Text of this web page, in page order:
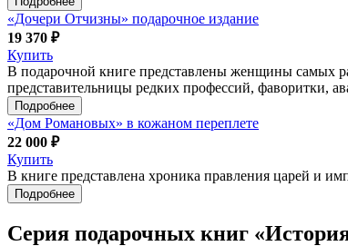
«Дочери Отчизны» подарочное издание
19 370 ₽
Купить
В подарочной книге представлены женщины самых
представительницы редких профессий, фаворитки,
Подробнее
«Дом Романовых» в кожаном переплете
22 000 ₽
Купить
В книге представлена хроника правления царей и
Подробнее
Серия подарочных книг